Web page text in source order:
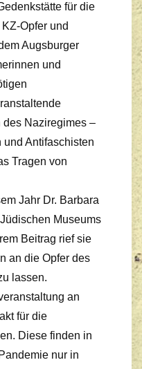
für die
Opfer und
Augsburger
und
des Naziregimes –
und Antifaschisten
Tragen von
Jahr Dr. Barbara
Museums
Beitrag rief sie
an die Opfer des
lassen.
an
für die
Diese finden in
nur in